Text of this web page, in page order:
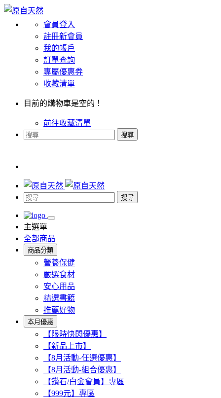
會員登入
註冊新會員
我的帳戶
訂單查詢
專屬優惠券
收藏清單
目前的購物車是空的！
前往收藏清單
搜尋
搜尋
主選單
全部商品
商品分類
營養保健
嚴選食材
安心用品
精選書籍
推薦好物
本月優惠
【限時快閃優惠】
【新品上市】
【8月活動-任選優惠】
【8月活動-組合優惠】
【鑽石/白金會員】專區
【999元】專區